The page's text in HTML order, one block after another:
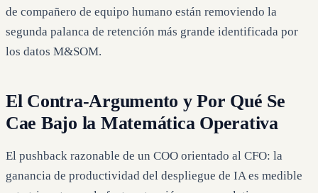
de compañero de equipo humano están removiendo la
segunda palanca de retención más grande identificada por
los datos M&SOM.
El Contra-Argumento y Por Qué Se
Cae Bajo la Matemática Operativa
El pushback razonable de un COO orientado al CFO: la
ganancia de productividad del despliegue de IA es medible